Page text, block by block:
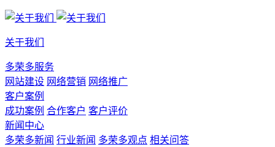
关于我们
多荣多服务
网站建设 网络营销 网络推广
客户案例
成功案例 合作客户 客户评价
新闻中心
多荣多新闻 行业新闻 多荣多观点 相关问答